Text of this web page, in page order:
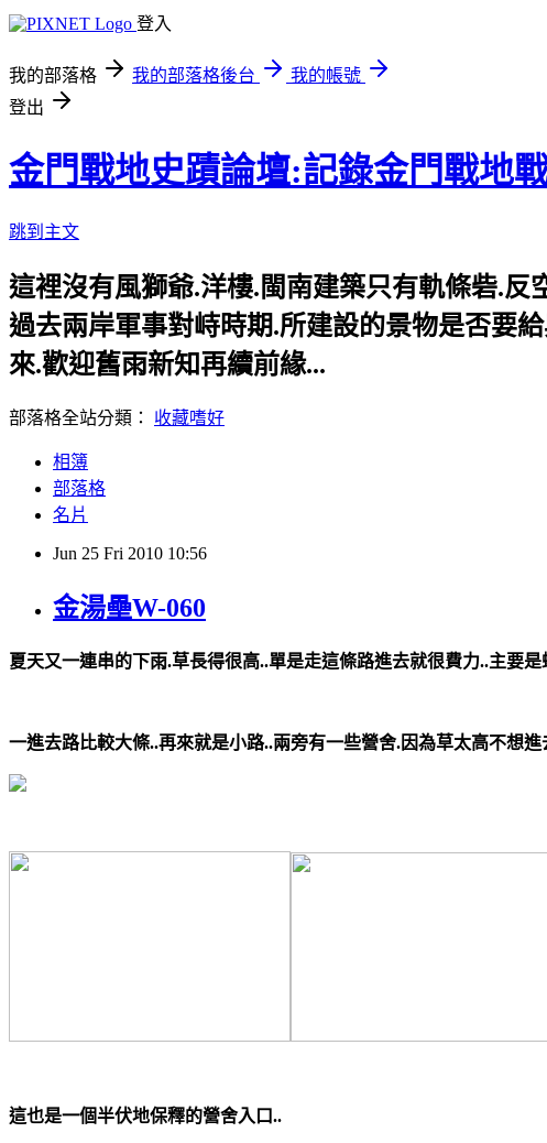
登入
我的部落格 我的部落格後台
我的帳號
登出
金門戰地史蹟論壇:記錄金門戰地
跳到主文
這裡沒有風獅爺.洋樓.閩南建築只有軌條砦.
過去兩岸軍事對峙時期.所建設的景物是否要
來.歡迎舊雨新知再續前緣...
部落格全站分類： 收藏嗜好
相簿
部落格
名片
Jun 25 Fri 2010 10:56
金湯壘W-060
夏天又一連串的下雨.草長得很高..單是走這條路進去就很費力..主要
一進去路比較大條..再來就是小路..兩旁有一些營舍.因為草太高不想進
這也是一個半伏地保釋的營舍入口..